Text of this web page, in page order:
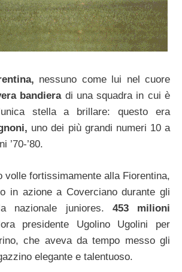
nessuno come lui nel cuore
bandiera di una squadra in cui è
stella a brillare: questo era
uno dei più grandi numeri 10 a
’70-’80.
volle fortissimamente alla Fiorentina,
in azione a Coverciano durante gli
nazionale juniores. 453 milioni
presidente Ugolino Ugolini per
che aveva da tempo messo gli
elegante e talentuoso.